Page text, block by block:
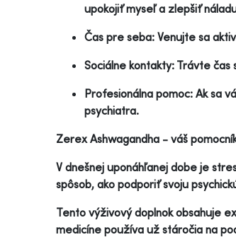
upokojiť myseľ a zlepšiť
Čas pre seba: Venujte sa
Sociálne kontakty: Trávte
Profesionálna pomoc: Ak sa
psychiatra.
Zerex Ashwagandha - váš
V dnešnej uponáhľanej dobe je
spôsob, ako podporiť svoju
Tento výživový doplnok obsahuje
medicíne používa už stáročia na